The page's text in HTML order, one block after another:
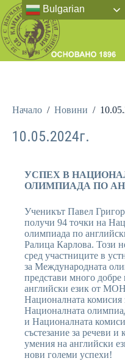
Начало / Новини /
10.05.2024г.
УСПЕХ В
ОЛИМПИАДА ПО
Ученикът Павел
получи 94 точки на
олимпиада по
Ралица Карлова. Този
сред участниците в
за Международната
представи много добре
английски език от
Националната комисия
Националната
и Националната
състезание за речеви
умения на английски
нови големи успехи!
Bulgarian